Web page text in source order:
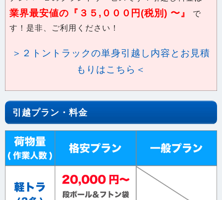
す！是非、ご利用ください！
＞２トントラックの単身引越し内容とお見積
もりはこちら＜
引越プラン・料金